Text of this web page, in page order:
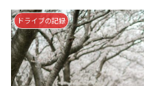
ドライブの記録